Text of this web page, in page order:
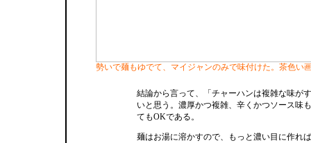
勢いで麺もゆでて、マイジャンのみで味付けた。茶色い
結論から言って、「チャーハンは複雑な味が
いと思う。濃厚かつ複雑、辛くかつソース味
てもOKである。
麺はお湯に溶かすので、もっと濃い目に作れ